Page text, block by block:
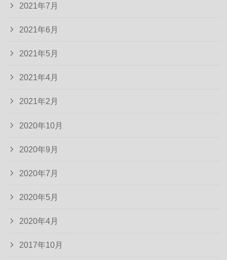
2021年7月
2021年6月
2021年5月
2021年4月
2021年2月
2020年10月
2020年9月
2020年7月
2020年5月
2020年4月
2017年10月